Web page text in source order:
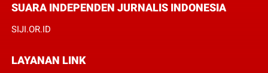
SUARA INDEPENDEN JURNALIS INDONESIA
SIJI.OR.ID
LAYANAN LINK